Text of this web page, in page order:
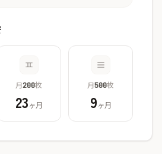
月200枚
23ヶ月
月500枚
9ヶ月